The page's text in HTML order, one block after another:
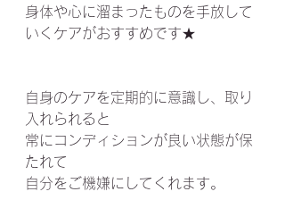
身体や心に溜まったものを手放して
いくケアがおすすめです★
自身のケアを定期的に意識し、取り
入れられると
常にコンディションが良い状態が保
たれて
自分をご機嫌にしてくれます。